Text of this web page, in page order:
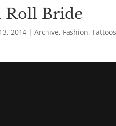
Roll Bride
2014 |Archive, Fashion,Tattoos